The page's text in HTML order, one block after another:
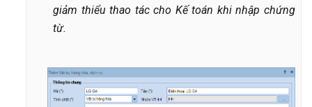
giảm thiểu thao tác cho Kế toán khi nhập chứng
từ.